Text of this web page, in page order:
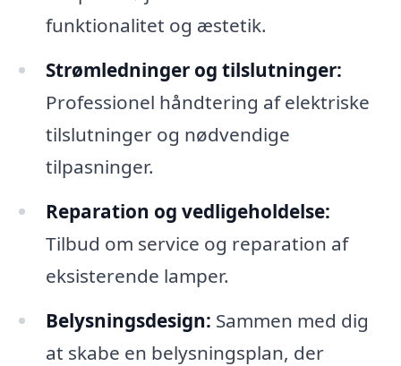
funktionalitet og æstetik.
Strømledninger og tilslutninger:
Professionel håndtering af elektriske
tilslutninger og nødvendige
tilpasninger.
Reparation og vedligeholdelse:
Tilbud om service og reparation af
eksisterende lamper.
Belysningsdesign: Sammen med dig
at skabe en belysningsplan, der